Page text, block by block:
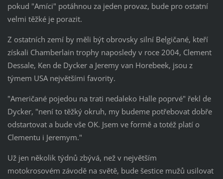
pokud "Amíci" potáhnou za jeden provaz, bude pro ostatní
velmi těžké je porazit.
Z ostatních zemí by měli být obrovsky silní Belgičané, kteří
získali Chamberlain trophy naposledy v roce 2004, Clement
Dessale, Ken de Dycker a Jeremy van Horebeek, jsou z
týmem USA největšími favority.
"Američané pojedou na trati nedaleko Halle poprvé" řekl de
Dycker, "není to těžký okruh, my budeme potřebovat dobře
odstartovat a bude vše OK. Jsem ve formě a totéž platí o
Clementu i Jeremym."
Už jen několik týdnů zbývá, než v největším
motokrosovém závodě na světě, bude šestice mužů usilovat